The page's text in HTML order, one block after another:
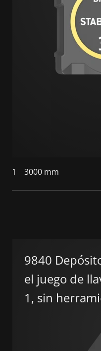
1 3000 mm
9840
el juego de
1, sin